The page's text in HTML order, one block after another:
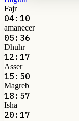
Fajr
04:10
amanecer
05:36
Dhuhr
12:17
Asser
15:50
Magreb
18:57
Isha
20:17